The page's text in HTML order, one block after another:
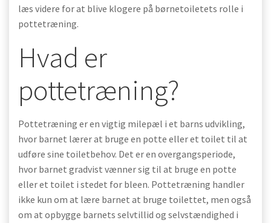
læs videre for at blive klogere på børnetoiletets rolle i
pottetræning.
Hvad er
pottetræning?
Pottetræning er en vigtig milepæl i et barns udvikling,
hvor barnet lærer at bruge en potte eller et toilet til at
udføre sine toiletbehov. Det er en overgangsperiode,
hvor barnet gradvist vænner sig til at bruge en potte
eller et toilet i stedet for bleen. Pottetræning handler
ikke kun om at lære barnet at bruge toilettet, men også
om at opbygge barnets selvtillid og selvstændighed i